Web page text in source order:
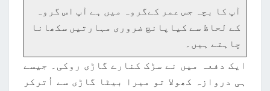
آپ کا بچہ جس عمر کےگروہ میں ہے آپ اس گروہ
کے لحاظ سے کیاپانچ ضروری مہارتیں سکھانا
چاہتے ہیں۔
ایک دفعہ میں نے سڑک کنارے گاڑی روکی۔ جیسے
ہی دروازہ کھولا تو میرا بیٹا گاڑی سے اُترکر